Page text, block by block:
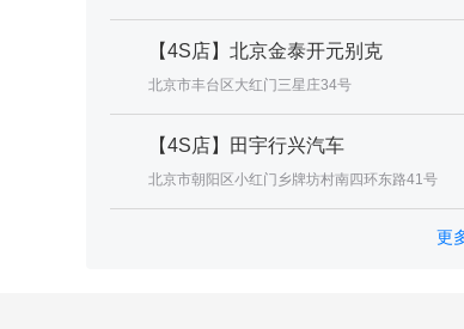
【4S店】北京金泰开元别克
北京市丰台区大红门三星庄34号
【4S店】田宇行兴汽车
北京市朝阳区小红门乡牌坊村南四环东路41号
更